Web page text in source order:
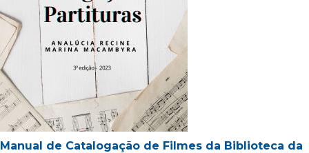
Manual de Catalogação de Filmes da Biblioteca da